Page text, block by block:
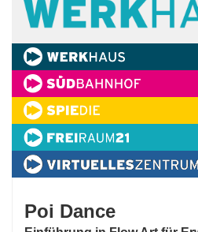
Poi Dance